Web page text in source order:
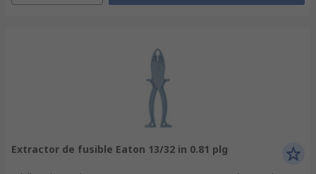
Extractor de fusible Eaton 13/32 in 0.81 plg